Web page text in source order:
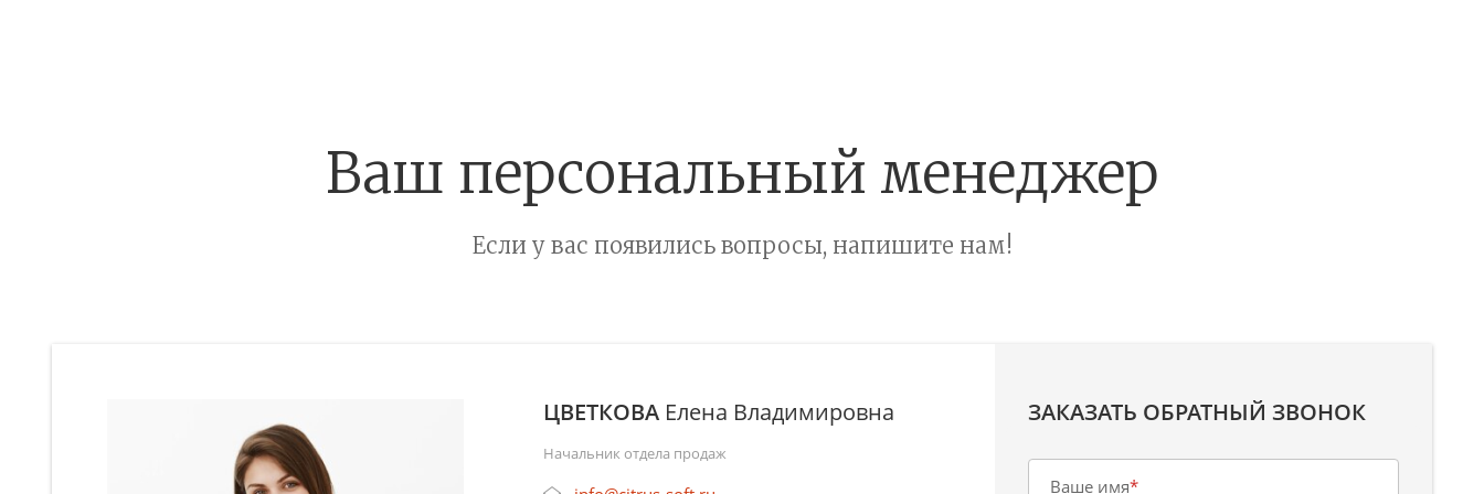
Ваш персональный менеджер
Если у вас появились вопросы, напишите нам!
ЦВЕТКОВА Елена Владимировна
Начальник отдела продаж
ЗАКАЗАТЬ ОБРАТНЫЙ ЗВОНОК
Ваше имя*